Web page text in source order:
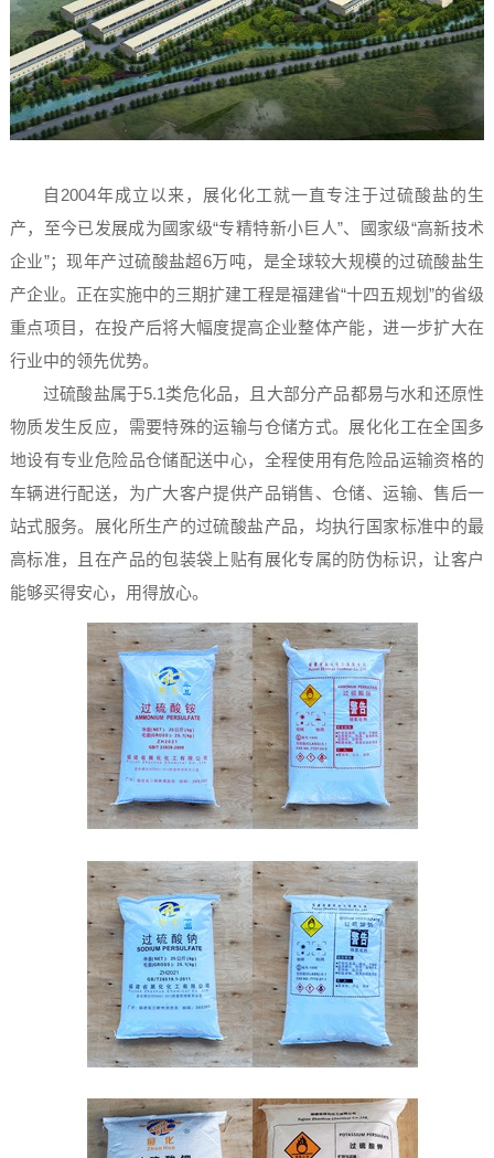
自2004年成立以来，展化化工就一直专注于过硫酸盐的生
产，至今已发展成为國家级“专精特新小巨人”、國家级“高新技术
企业”；现年产过硫酸盐超6万吨，是全球较大规模的过硫酸盐生
产企业。正在实施中的三期扩建工程是福建省“十四五规划”的省级
重点项目，在投产后将大幅度提高企业整体产能，进一步扩大在
行业中的领先优势。
过硫酸盐属于5.1类危化品，且大部分产品都易与水和还原性
物质发生反应，需要特殊的运输与仓储方式。展化化工在全国多
地设有专业危险品仓储配送中心，全程使用有危险品运输资格的
车辆进行配送，为广大客户提供产品销售、仓储、运输、售后一
站式服务。展化所生产的过硫酸盐产品，均执行国家标准中的最
高标准，且在产品的包装袋上贴有展化专属的防伪标识，让客户
能够买得安心，用得放心。